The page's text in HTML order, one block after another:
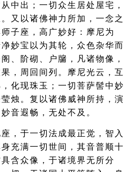
中出；一切众生居处屋宅，
又以诸佛神力所加，一念之
子座，高广妙好：摩尼为
妙宝以为其轮，众色杂华而
、阶砌、户牖，凡诸物像，
，周回间列。摩尼光云，互
化现珠玉；一切菩萨髻中妙
烛。复以诸佛威神所持，演
音遐畅，无处不及。
，于一切法成最正觉，智入
充满一切世间，其音普顺十
含众像，于诸境界无所分